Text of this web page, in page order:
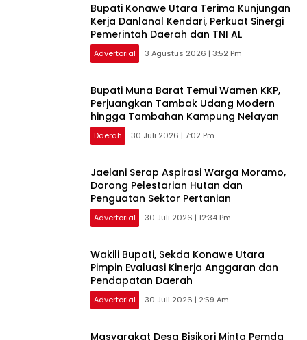
Bupati Konawe Utara Terima Kunjungan
Kerja Danlanal Kendari, Perkuat Sinergi
Pemerintah Daerah dan TNI AL
Advertorial 3 Agustus 2026 | 3:52 Pm
‎Bupati Muna Barat Temui Wamen KKP,
Perjuangkan Tambak Udang Modern
hingga Tambahan Kampung Nelayan
Daerah 30 Juli 2026 | 7:02 Pm
Jaelani Serap Aspirasi Warga Moramo,
Dorong Pelestarian Hutan dan
Penguatan Sektor Pertanian
Advertorial 30 Juli 2026 | 12:34 Pm
Wakili Bupati, Sekda Konawe Utara
Pimpin Evaluasi Kinerja Anggaran dan
Pendapatan Daerah
Advertorial 30 Juli 2026 | 2:59 Am
Masyarakat Desa Bisikori Minta Pemda